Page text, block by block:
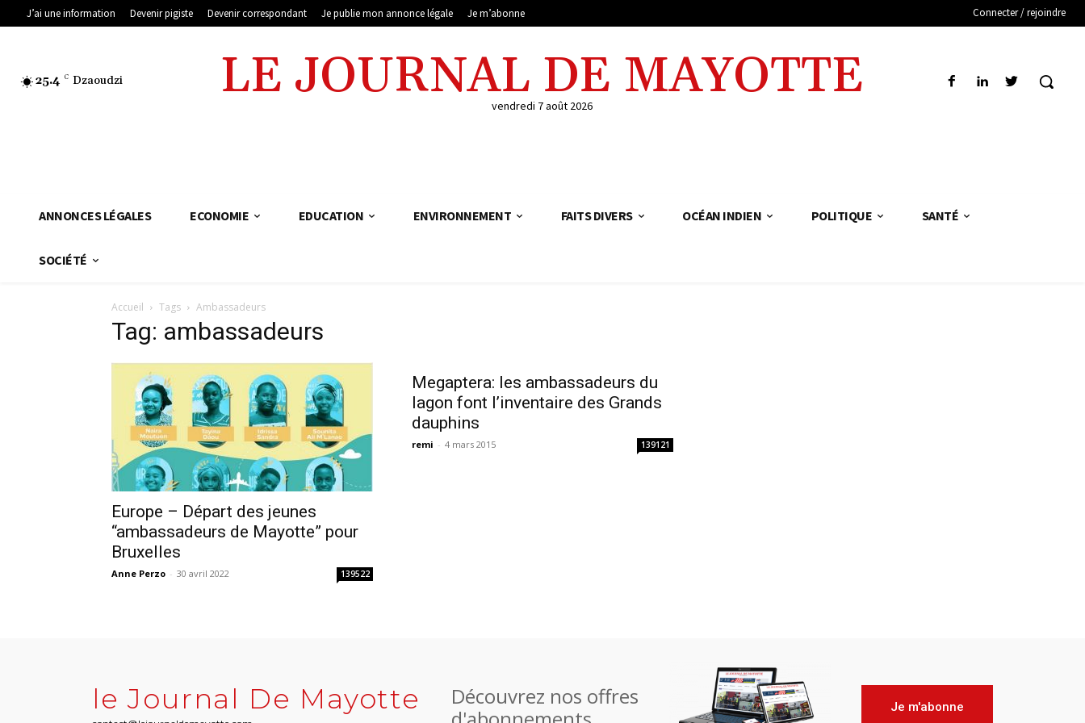
J’ai une information Devenir pigiste Devenir correspondant Je publie mon annonce légale Je m’abonne Connecter / rejoindre
25.4 C Dzaoudzi LE JOURNAL DE MAYOTTE
vendredi 7 août 2026
ANNONCES LÉGALES ECONOMIE EDUCATION ENVIRONNEMENT FAITS DIVERS OCÉAN INDIEN POLITIQUE SANTÉ
SOCIÉTÉ
Accueil Tags Ambassadeurs
Tag: ambassadeurs
Europe – Départ des jeunes
“ambassadeurs de Mayotte” pour
Bruxelles
Anne Perzo - 30 avril 2022 139522
Megaptera: les ambassadeurs du
lagon font l’inventaire des Grands
dauphins
remi - 4 mars 2015 139121
le Journal De Mayotte
Découvrez nos offres
Je m'abonne